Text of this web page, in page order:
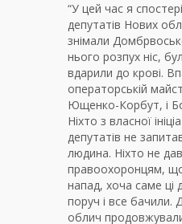
“У цей час я
депутатів Нових
знімали
нього розпух ніс,
вдарили до крові.
операторській
Ющенко-Корбут, і
Ніхто з власної
депутатів не
людина. Ніхто не
правоохоронцям,
напад, хоча саме ці
поруч і все бачили.
облич